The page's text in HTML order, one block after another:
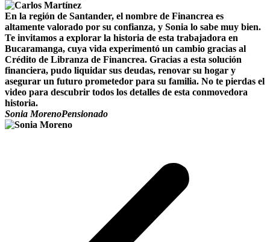
En la región de Santander, el nombre de Financrea es
altamente valorado por su confianza, y Sonia lo sabe muy bien.
Te invitamos a explorar la historia de esta trabajadora en
Bucaramanga, cuya vida experimentó un cambio gracias al
Crédito de Libranza de Financrea. Gracias a esta solución
financiera, pudo liquidar sus deudas, renovar su hogar y
asegurar un futuro prometedor para su familia. No te pierdas el
video para descubrir todos los detalles de esta conmovedora
historia.
Sonia MorenoPensionado